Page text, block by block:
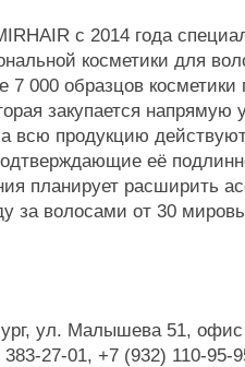
с 2014 года
косметики для
7 000 образцов
закупается
всю продукцию
её
планирует расширить
за волосами от 30
ул. Малышева 51,
27-01, +7 (932) 110-95-